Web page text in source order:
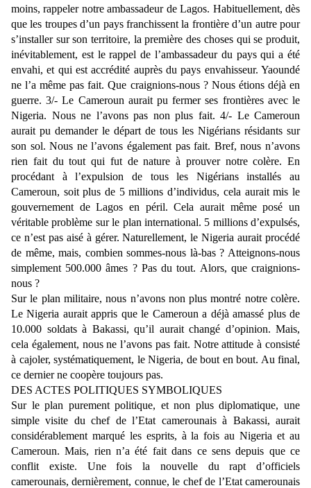
moins, rappeler notre ambassadeur de Lagos. Habituellement, dès
que les troupes d’un pays franchissent la frontière d’un autre pour
s’installer sur son territoire, la première des choses qui se produit,
inévitablement, est le rappel de l’ambassadeur du pays qui a été
envahi, et qui est accrédité auprès du pays envahisseur. Yaoundé
ne l’a même pas fait. Que craignions-nous ? Nous étions déjà en
guerre. 3/- Le Cameroun aurait pu fermer ses frontières avec le
Nigeria. Nous ne l’avons pas non plus fait. 4/- Le Cameroun
aurait pu demander le départ de tous les Nigérians résidants sur
son sol. Nous ne l’avons également pas fait. Bref, nous n’avons
rien fait du tout qui fut de nature à prouver notre colère. En
procédant à l’expulsion de tous les Nigérians installés au
Cameroun, soit plus de 5 millions d’individus, cela aurait mis le
gouvernement de Lagos en péril. Cela aurait même posé un
véritable problème sur le plan international. 5 millions d’expulsés,
ce n’est pas aisé à gérer. Naturellement, le Nigeria aurait procédé
de même, mais, combien sommes-nous là-bas ? Atteignons-nous
simplement 500.000 âmes ? Pas du tout. Alors, que craignions-
nous ?
Sur le plan militaire, nous n’avons non plus montré notre colère.
Le Nigeria aurait appris que le Cameroun a déjà amassé plus de
10.000 soldats à Bakassi, qu’il aurait changé d’opinion. Mais,
cela également, nous ne l’avons pas fait. Notre attitude à consisté
à cajoler, systématiquement, le Nigeria, de bout en bout. Au final,
ce dernier ne coopère toujours pas.
DES ACTES POLITIQUES SYMBOLIQUES
Sur le plan purement politique, et non plus diplomatique, une
simple visite du chef de l’Etat camerounais à Bakassi, aurait
considérablement marqué les esprits, à la fois au Nigeria et au
Cameroun. Mais, rien n’a été fait dans ce sens depuis que ce
conflit existe. Une fois la nouvelle du rapt d’officiels
camerounais, dernièrement, connue, le chef de l’Etat camerounais